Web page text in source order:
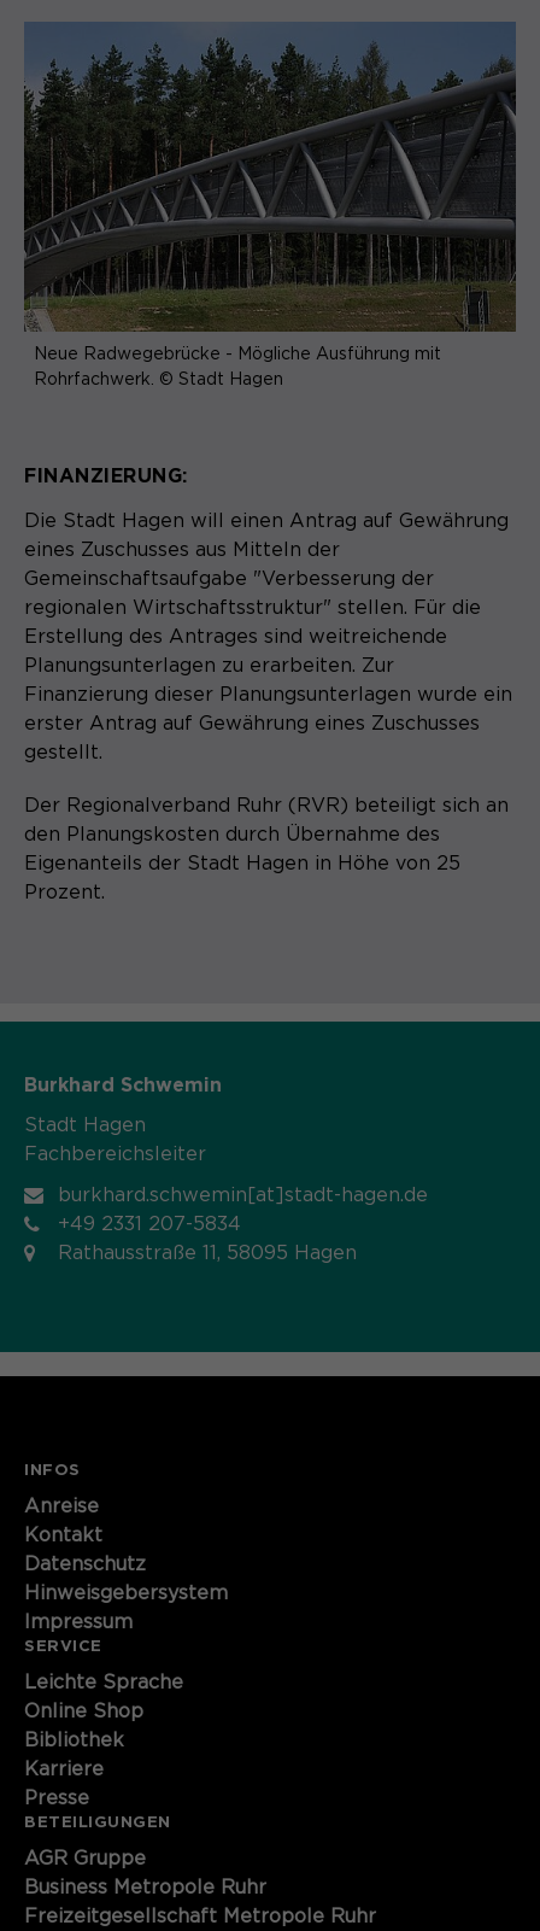
Neue Radwegebrücke - Mögliche Ausführung mit
Rohrfachwerk. © Stadt Hagen
FINANZIERUNG:
Die Stadt Hagen will einen Antrag auf Gewährung
eines Zuschusses aus Mitteln der
Gemeinschaftsaufgabe "Verbesserung der
regionalen Wirtschaftsstruktur" stellen. Für die
Erstellung des Antrages sind weitreichende
Planungsunterlagen zu erarbeiten. Zur
Finanzierung dieser Planungsunterlagen wurde ein
erster Antrag auf Gewährung eines Zuschusses
gestellt.
Der Regionalverband Ruhr (RVR) beteiligt sich an
den Planungskosten durch Übernahme des
Eigenanteils der Stadt Hagen in Höhe von 25
Prozent.
Burkhard Schwemin
Stadt Hagen
Fachbereichsleiter
burkhard.schwemin[at]stadt-hagen.de
+49 2331 207-5834
Rathausstraße 11, 58095 Hagen
INFOS
Anreise
Kontakt
Datenschutz
Hinweisgebersystem
Impressum
SERVICE
Leichte Sprache
Online Shop
Bibliothek
Karriere
Presse
BETEILIGUNGEN
AGR Gruppe
Business Metropole Ruhr
Freizeitgesellschaft Metropole Ruhr